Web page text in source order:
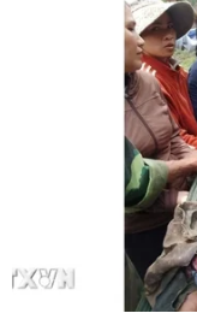
06/08/2026 13:24